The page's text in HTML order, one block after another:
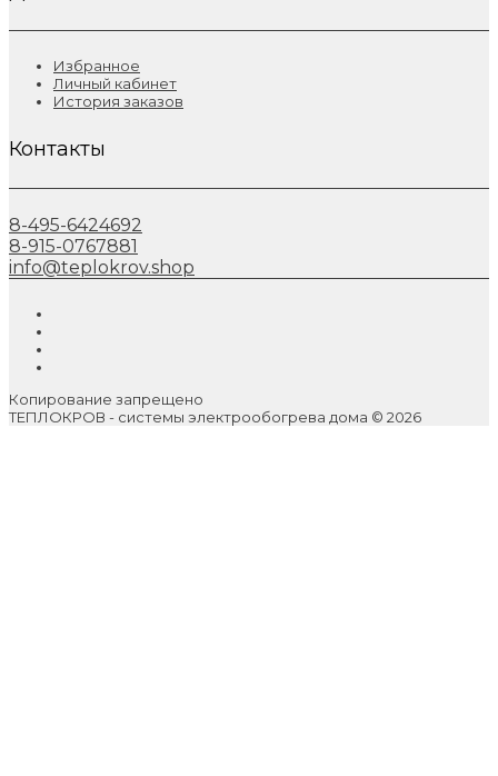
Избранное
Личный кабинет
История заказов
Контакты
8-495-6424692
8-915-0767881
info@teplokrov.shop
Копирование запрещено
ТЕПЛОКРОВ - системы электрообогрева дома © 2026